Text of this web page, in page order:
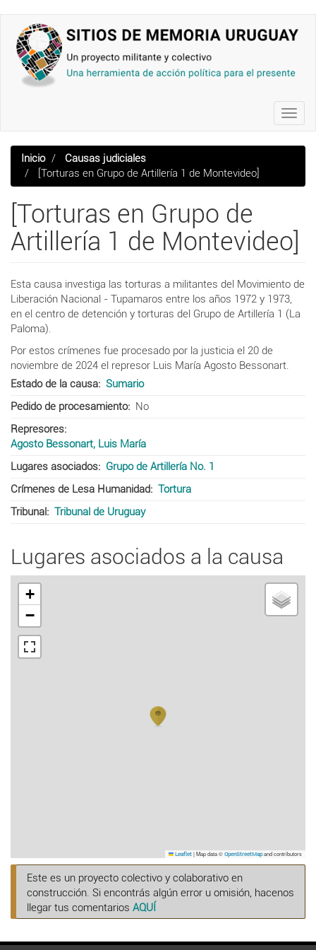
contenido
principal
Inicio
Causas judiciales
[Torturas en Grupo de Artillería 1 de Montevideo]
[Torturas en Grupo de
Artillería 1 de Montevideo]
Esta causa investiga las torturas a militantes del Movimiento de
Liberación Nacional - Tupamaros entre los años 1972 y 1973,
en el centro de detención y torturas del Grupo de Artillería 1 (La
Paloma).
Por estos crímenes fue procesado por la justicia el 20 de
noviembre de 2024 el represor Luis María Agosto Bessonart.
Estado de la causa
Sumario
Pedido de procesamiento
No
Represores
Agosto Bessonart, Luis María
Lugares asociados
Grupo de Artillería No. 1
Crímenes de Lesa Humanidad
Tortura
Tribunal
Tribunal de Uruguay
Lugares asociados a la causa
+
−
Leaflet |Map data © OpenStreetMapand contributors
Este es un proyecto colectivo y colaborativo en
construcción. Si encontrás algún error u omisión, hacenos
llegar tus comentarios AQUÍ